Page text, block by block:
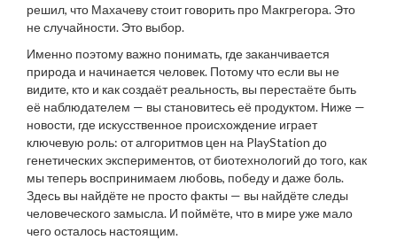
решил, что Махачеву стоит говорить про Макгрегора. Это
не случайности. Это выбор.
Именно поэтому важно понимать, где заканчивается
природа и начинается человек. Потому что если вы не
видите, кто и как создаёт реальность, вы перестаёте быть
её наблюдателем — вы становитесь её продуктом. Ниже —
новости, где искусственное происхождение играет
ключевую роль: от алгоритмов цен на PlayStation до
генетических экспериментов, от биотехнологий до того, как
мы теперь воспринимаем любовь, победу и даже боль.
Здесь вы найдёте не просто факты — вы найдёте следы
человеческого замысла. И поймёте, что в мире уже мало
чего осталось настоящим.